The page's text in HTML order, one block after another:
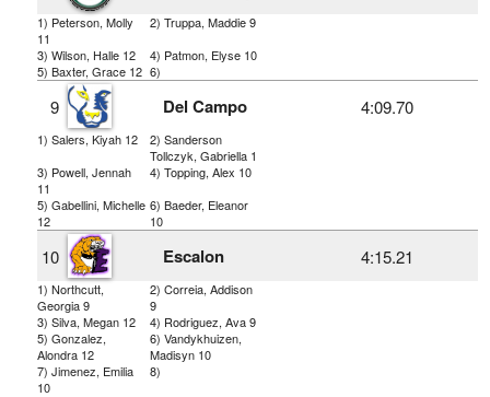
1) Peterson, Molly
11
2) Truppa, Maddie 9
3) Wilson, Halle 12
4) Patmon, Elyse 10
5) Baxter, Grace 12 6)
9 Del Campo 4:09.70
1) Salers, Kiyah 12
2) Sanderson
Tollczyk, Gabriella 1
3) Powell, Jennah
11
4) Topping, Alex 10
5) Gabellini, Michelle
12
6) Baeder, Eleanor
10
10 Escalon 4:15.21
1) Northcutt,
Georgia 9
2) Correia, Addison
9
3) Silva, Megan 12
4) Rodriguez, Ava 9
5) Gonzalez,
Alondra 12
6) Vandykhuizen,
Madisyn 10
7) Jimenez, Emilia
10
8)